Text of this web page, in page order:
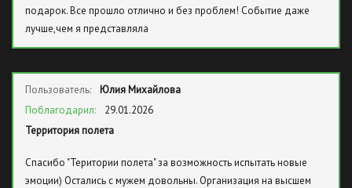
подарок. Все прошло отлично и без проблем! Событие даже
лучше,чем я представляла
Пользователь:
Юлия Михайлова
Поблагодарил:
29.01.2026
Территория полета
Спасибо "Територии полета" за возможность испытать новые
эмоции) Остались с мужем довольны. Организация на высшем